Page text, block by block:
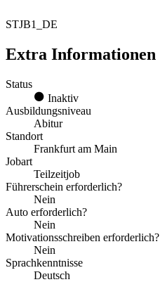
STJB1_DE
Extra Informationen
Status
Inaktiv
Ausbildungsniveau
Abitur
Standort
Frankfurt am Main
Jobart
Teilzeitjob
Führerschein erforderlich?
Nein
Auto erforderlich?
Nein
Motivationsschreiben erforderlich?
Nein
Sprachkenntnisse
Deutsch